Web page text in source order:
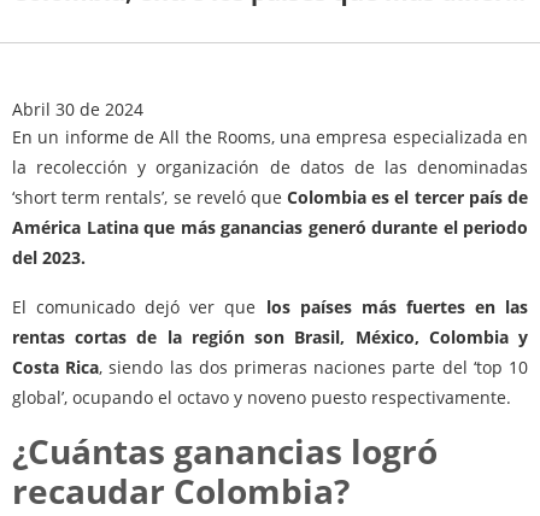
Abril 30 de 2024
En un informe de All the Rooms, una empresa especializada en
la recolección y organización de datos de las denominadas
‘short term rentals’, se reveló queColombia es el tercer país de
América Latina que más ganancias generó durante el periodo
del 2023.
El comunicado dejó ver que los países más fuertes en las
rentas cortas de la región son Brasil, México, Colombia y
Costa Rica, siendo las dos primeras naciones parte del ‘top 10
global’, ocupando el octavo y noveno puesto respectivamente.
¿Cuántas ganancias logró
recaudar Colombia?